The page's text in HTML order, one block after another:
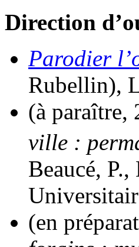
Direction
Parodier
Rubellin),
(à paraître,
ville :
Beaucé,
(en